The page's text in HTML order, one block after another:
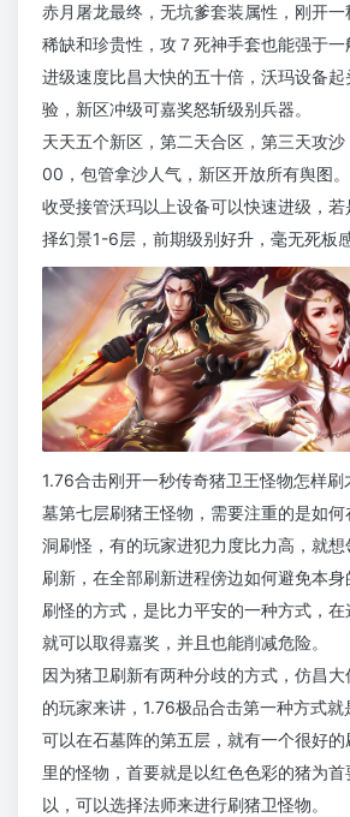
赤月屠龙最终，无坑爹套装属性，刚开
稀缺和珍贵性，攻７死神手套也能强于一
进级速度比昌大快的五十倍，沃玛设备
验，新区冲级可嘉奖怒斩级别兵器。
天天五个新区，第二天合区，第三天攻
00，包管拿沙人气，新区开放所有舆图。
收受接管沃玛以上设备可以快速进级，
择幻景1-6层，前期级别好升，毫无死板
1.76合击刚开一秒传奇猪卫王怪物怎样
墓第七层刷猪王怪物，需要注重的是如
洞刷怪，有的玩家进犯力度比力高，就
刷新，在全部刷新进程傍边如何避免本
刷怪的方式，是比力平安的一种方式，在
就可以取得嘉奖，并且也能削减危险。
因为猪卫刷新有两种分歧的方式，仿昌
的玩家来讲，1.76极品合击第一种方式
可以在石墓阵的第五层，就有一个很好
里的怪物，首要就是以红色色彩的猪为
以，可以选择法师来进行刷猪卫怪物。